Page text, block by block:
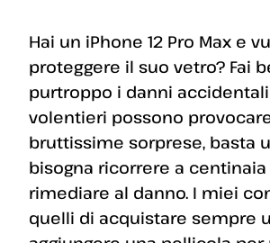
Hai un iPhone 12 Pro Max e
proteggere il suo vetro? Fai
purtroppo i danni
volentieri possono
bruttissime sorprese, basta
bisogna ricorrere a
rimediare al danno. I miei
quelli di acquistare sempre